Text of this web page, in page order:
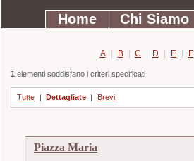
SezioniHome Chi Siamo
A | B | C | D | E | F
1elementi soddisfano i criteri specificati
Tutte | Dettagliate | Brevi
Piazza Maria